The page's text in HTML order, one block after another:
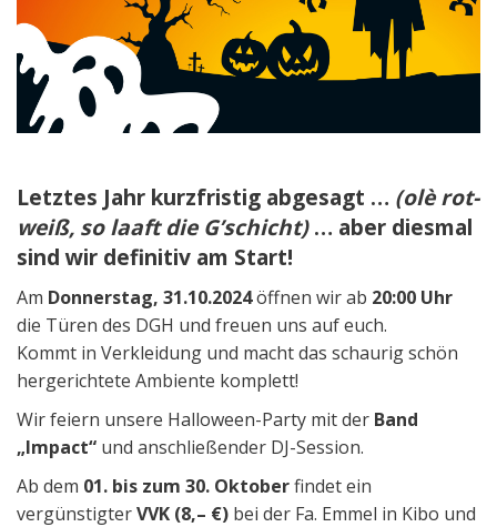
Letztes Jahr kurzfristig abgesagt … (olè rot-
weiß, so laaft die G’schicht)… aber diesmal
sind wir definitiv am Start!
Am Donnerstag, 31.10.2024öffnen wir ab 20:00 Uhr
die Türen des DGH und freuen uns auf euch.
Kommt in Verkleidung und macht das schaurig schön
hergerichtete Ambiente komplett!
Wir feiern unsere Halloween-Party mit der Band
„Impact“ und anschließender DJ-Session.
Ab dem 01. bis zum 30. Oktoberfindet ein
vergünstigterVVK (8,– €) bei der Fa. Emmel in Kibo und